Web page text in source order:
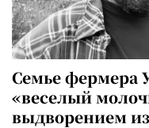
Семье фермера
«веселый
выдворением